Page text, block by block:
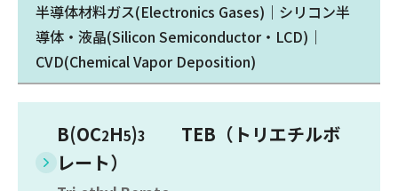
半導体材料ガス(Electronics Gases)｜シリコン半
導体・液晶(Silicon Semiconductor・LCD)｜
CVD(Chemical Vapor Deposition)
B(OC2H5)3
TEB（トリエチルボ
レート）